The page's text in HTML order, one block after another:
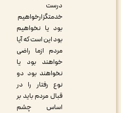
خدمتگزارخواهیم
بود یا نخواهیم
بود این است که آیا
مردم ازما راضی
خواهند بود یا
نخواهند بود دو
نوع رفتار را در
قبال مردم باید بر
اساس چشم